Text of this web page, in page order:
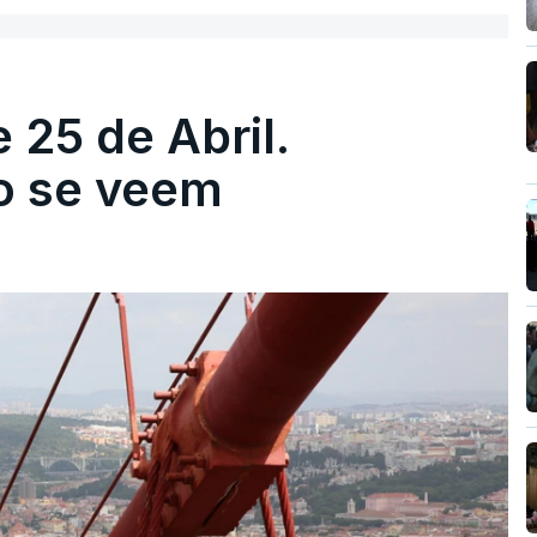
25 de Abril.
se veem